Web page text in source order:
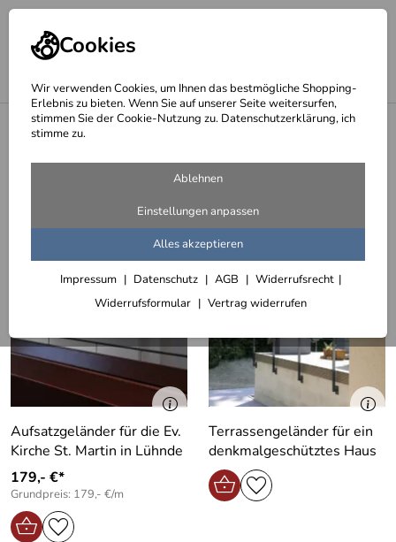
Cookies
Wir verwenden Cookies, um Ihnen das bestmögliche Shopping-
Erlebnis zu bieten. Wenn Sie auf unserer Seite weitersurfen,
stimmen Sie der Cookie-Nutzung zu. Datenschutzerklärung, ich
stimme zu.
Ablehnen
Einstellungen anpassen
Alles akzeptieren
Impressum Datenschutz AGB
Widerrufsrecht
Widerrufsformular
Vertrag widerrufen
Brüstungsgeländer
Brüstungsgeländer farbig lackiert
Filter (2) Sortieren
Aufsatzgeländer für die Ev.
Kirche St. Martin in Lühnde
179,- €*
Grundpreis: 179,- €/m
Terrassengeländer für ein
denkmalgeschütztes Haus